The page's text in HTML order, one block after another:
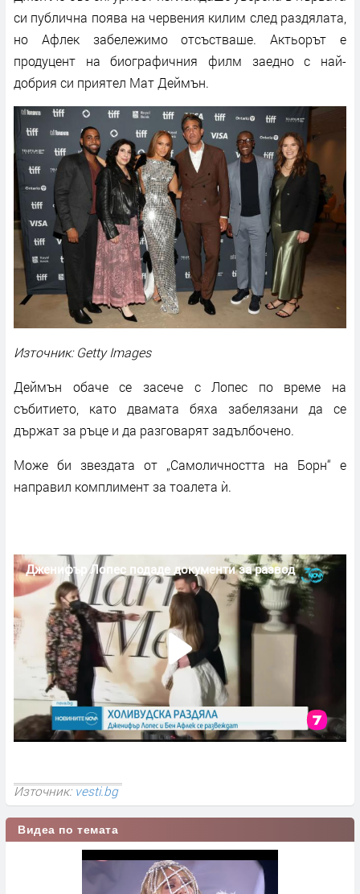
си публична поява на червения килим след раздялата,
но Афлек забележимо отсъстваше. Актьорът е
продуцент на биографичния филм заедно с най-
добрия си приятел Мат Деймън.
Източник: Getty Images
Деймън обаче се засече с Лопес по време на
събитието, като двамата бяха забелязани да се
държат за ръце и да разговарят задълбочено.
Може би звездата от „Самоличността на Борн“ е
направил комплимент за тоалета ѝ.
Източник:vesti.bg
Видеа по темата